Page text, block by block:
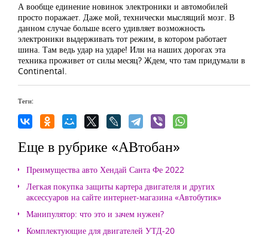
А вообще единение новинок электроники и автомобилей
просто поражает. Даже мой, технически мыслящий мозг. В
данном случае больше всего удивляет возможность
электроники выдерживать тот режим, в котором работает
шина. Там ведь удар на ударе! Или на наших дорогах эта
техника проживет от силы месяц? Ждем, что там придумали в
Continental.
Теги:
Еще в рубрике «АВтобан»
Преимущества авто Хендай Санта Фе 2022
Легкая покупка защиты картера двигателя и других
аксессуаров на сайте интернет-магазина «Автобутик»
Манипулятор: что это и зачем нужен?
Комплектующие для двигателей УТД-20